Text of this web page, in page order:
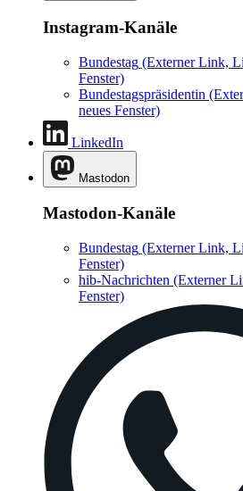
Instagram-Kanäle
Bundestag (Externer Link,
Fenster)
Bundestagspräsidentin
neues Fenster)
LinkedIn
Mastodon
Mastodon-Kanäle
Bundestag (Externer Link,
Fenster)
hib-Nachrichten (Externer
Fenster)